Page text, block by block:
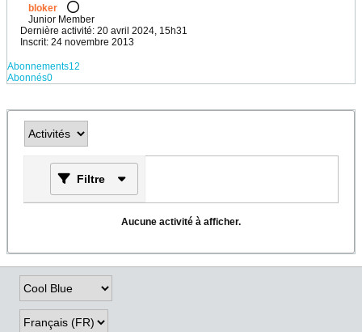
bloker
Junior Member
Dernière activité: 20 avril 2024, 15h31
Inscrit: 24 novembre 2013
Abonnements12
Abonnés0
Filtre
Aucune activité à afficher.